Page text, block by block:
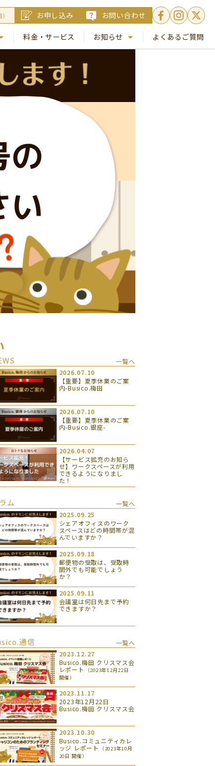
お申し込み お問い合わせ
料金・サービス
お知らせ
Busico.通信
よくあるご質問
一覧へ
2026.07.10
【重要】夏季休業のご案
内-Busico.梅田
2026.07.10
【重要】夏季休業のご案
内-Busico.銀座-
2026.04.07
【サービス拡充のお知ら
せ】ワークスペースが利用
できるようになりまし
た！
ム
一覧へ
2025.09.25
シェアオフィスのワーク
スペースはどの時間帯が混
んでいますか？
2025.09.18
郵便物の受取は、受取時
間外でも可能でしょう
か？
2025.09.11
会議室は何日先まで予約
できますか？
通信
一覧へ
2023.12.27
Busico.梅田 クリスマス会
レポート
（2023年12月22日
開催）
2023.11.17
2023年12月22日
Busico.梅田 クリスマス会
2023.10.30
Busico.コミュニティカレ
ッジ レポート
（2023年10月
20日 開催）